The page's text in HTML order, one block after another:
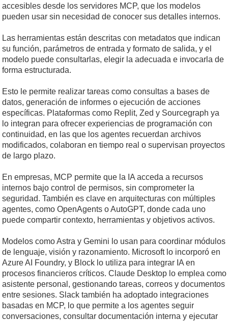
accesibles desde los servidores MCP, que los modelos
pueden usar sin necesidad de conocer sus detalles internos.
Las herramientas están descritas con metadatos que indican
su función, parámetros de entrada y formato de salida, y el
modelo puede consultarlas, elegir la adecuada e invocarla de
forma estructurada.
Esto le permite realizar tareas como consultas a bases de
datos, generación de informes o ejecución de acciones
específicas. Plataformas como Replit, Zed y Sourcegraph ya
lo integran para ofrecer experiencias de programación con
continuidad, en las que los agentes recuerdan archivos
modificados, colaboran en tiempo real o supervisan proyectos
de largo plazo.
En empresas, MCP permite que la IA acceda a recursos
internos bajo control de permisos, sin comprometer la
seguridad. También es clave en arquitecturas con múltiples
agentes, como OpenAgents o AutoGPT, donde cada uno
puede compartir contexto, herramientas y objetivos activos.
Modelos como Astra y Gemini lo usan para coordinar módulos
de lenguaje, visión y razonamiento. Microsoft lo incorporó en
Azure AI Foundry, y Block lo utiliza para integrar IA en
procesos financieros críticos. Claude Desktop lo emplea como
asistente personal, gestionando tareas, correos y documentos
entre sesiones. Slack también ha adoptado integraciones
basadas en MCP, lo que permite a los agentes seguir
conversaciones, consultar documentación interna y ejecutar